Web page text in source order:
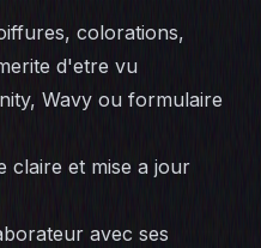
colorations,
d'etre vu
Wavy ou formulaire
claire et mise a jour
avec ses